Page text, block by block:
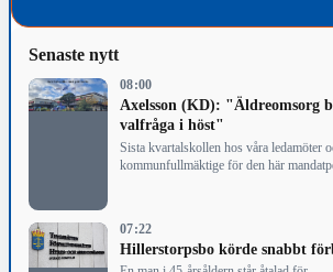
Senaste nytt
08:00
Axelsson (KD): "Äldreomsorg
valfråga i höst"
Sista kvartalskollen hos våra ledamöter
kommunfullmäktige för den här
07:22
Hillerstorpsbo körde snabbt